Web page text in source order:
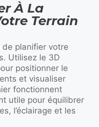
À La
Terrain
planifier votre
Utilisez le 3D
positionner le
et visualiser
fonctionnent
utile pour équilibrer
l’éclairage et les